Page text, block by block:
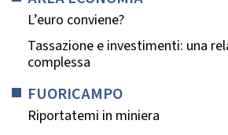
L’euro conviene?
Tassazione e investimenti: una
complessa
FUORICAMPO
Riportatemi in miniera